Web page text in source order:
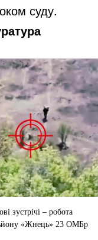
суду.
зустрічі – робота
«Жнець» 23 ОМБр